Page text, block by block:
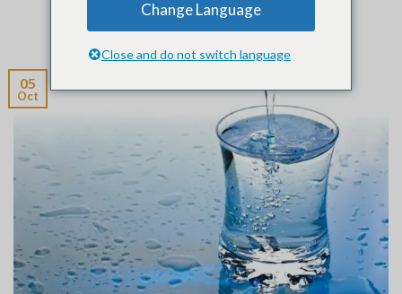
05
Oct
Change Language
Close and do not switch language